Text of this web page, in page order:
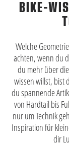
BIKE-
Welche
achten, wenn du
du mehr über
wissen willst, bist
du spannende
von Hardtail bis
nur um Technik
Inspiration für
dir